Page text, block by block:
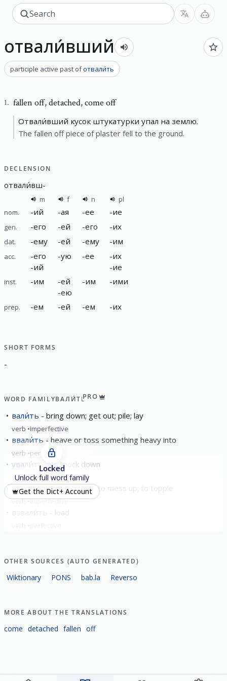
отвали́вший
participle active past ofотвали́ть
1. fallen off,detached, come off
Отвали́вший кусок штукатурки упал на землю.
The fallen off piece of plaster fell to the ground.
DECLENSION
отвали́вш-
m f n
pl
nom.
-ий -ая -ее -ие
gen. -его -ей -его -их
dat. -ему -ей -ему -им
acc. -его
-ий
-ую -ее -их
-ие
inst. -им -ей
-ею
-им -ими
prep. -ем -ей -ем -их
SHORT FORMS
-
WORD FAMILYВАЛИ́ТЬPRO
вали́ть bring down; get out; pile; lay
verb imperfective
ввали́ть heave or toss something heavy into
verb perfective
ували́ть to knock down
verb perfective
вали́ться to fall down; to mess up; to topple
verb imperfective
взвали́ть
Locked
Unlock full word family
Get the Dict+ Account
OTHER SOURCES (AUTO GENERATED)
Wiktionary PONS bab.la Reverso
MORE ABOUT THE TRANSLATIONS
come detached fallen off